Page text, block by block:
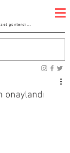
günlerdi...
onaylandı